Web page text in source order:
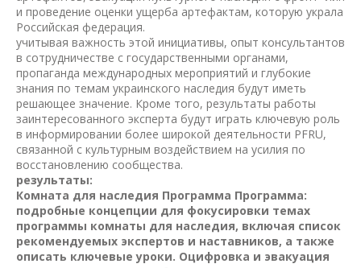
и проведение оценки ущерба артефактам, которую украла
Российская федерация.
учитывая важность этой инициативы, опыт консультантов
в сотрудничестве с государственными органами,
пропаганда международных мероприятий и глубокие
знания по темам украинского наследия будут иметь
решающее значение. Кроме того, результаты работы
заинтересованного эксперта будут играть ключевую роль
в информировании более широкой деятельности PFRU,
связанной с культурным воздействием на усилия по
восстановлению сообщества.
результаты:
Комната для наследия Программа Программа:
подробные концепции для фокусировки темах
программы комнаты для наследия, включая список
рекомендуемых экспертов и наставников, а также
описать ключевые уроки. Оцифровка и эвакуация